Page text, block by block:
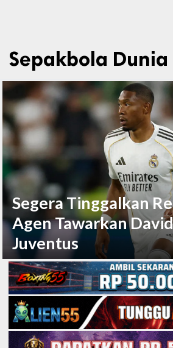
Sepakbola Dunia
Segera Tinggalkan
Agen Tawarkan
Juventus